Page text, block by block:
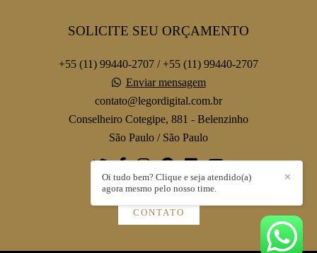
SOLICITE SEU ORÇAMENTO
+55 (11) 99440-2707 / +55 (11) 99440-2707
Enviar mensagem
contato@legordigital.com.br
Conselheiro Cotegipe, 881 - Belenzinho
São Paulo / São Paulo
CONTATO
✕
Oi tudo bem? Clique e seja atendido(a)
agora mesmo pelo nosso time.